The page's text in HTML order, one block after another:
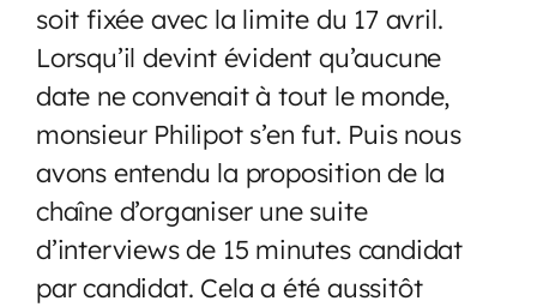
soit fixée avec la limite du 17 avril.
Lorsqu’il devint évident qu’aucune
date ne convenait à tout le monde,
monsieur Philipot s’en fut. Puis nous
avons entendu la proposition de la
chaîne d’organiser une suite
d’interviews de 15 minutes candidat
par candidat. Cela a été aussitôt